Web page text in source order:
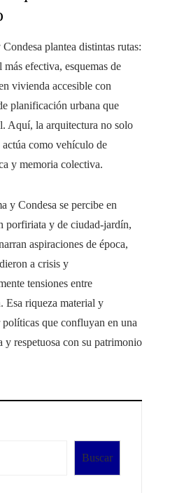
plantea distintas rutas:
efectiva, esquemas de
vivienda accesible con
planificación urbana que
Aquí, la arquitectura no solo
como vehículo de
y memoria colectiva.
y Condesa se percibe en
porfiriata y de ciudad-jardín,
aspiraciones de época,
a crisis y
tensiones entre
Esa riqueza material y
que confluyan en una
y respetuosa con su patrimonio
Buscar